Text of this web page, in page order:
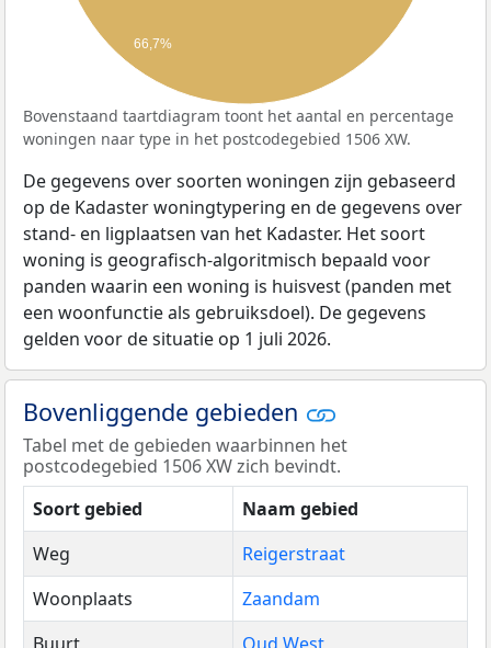
66,7%
Bovenstaand taartdiagram toont het aantal en percentage
woningen naar type in het postcodegebied 1506 XW.
De gegevens over soorten woningen zijn gebaseerd
op de Kadaster woningtypering en de gegevens over
stand- en ligplaatsen van het Kadaster. Het soort
woning is geografisch-algoritmisch bepaald voor
panden waarin een woning is huisvest (panden met
een woonfunctie als gebruiksdoel). De gegevens
gelden voor de situatie op 1 juli 2026.
Bovenliggende gebieden
Tabel met de gebieden waarbinnen het
postcodegebied 1506 XW zich bevindt.
Soort gebied
Naam gebied
Weg
Reigerstraat
Woonplaats
Zaandam